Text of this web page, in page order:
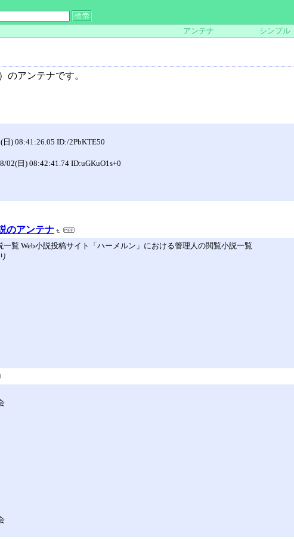
アンテナ シンプル
のアンテナです。
) 08:41:26.05 ID:/2PbKTE50
02(日) 08:42:41.74 ID:uGKuO1s+0
のアンテナ
覧 Web小説投稿サイト「ハーメルン」における管理人の閲覧小説一覧